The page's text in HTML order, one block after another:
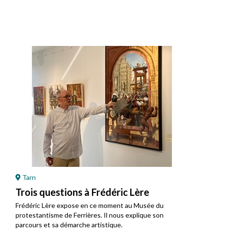
Tarn
Trois questions à Frédéric Lère
Frédéric Lère expose en ce moment au Musée du
protestantisme de Ferrières. Il nous explique son
parcours et sa démarche artistique.